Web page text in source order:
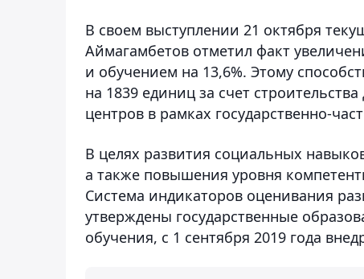
В своем выступлении 21 октября
Аймагамбетов отметил факт
и обучением на 13,6%. Этому
на 1839 единиц за счет
центров в рамках государственно-
В целях развития социальных
а также повышения уровня
Система индикаторов оценивания
утверждены государственные
обучения, с 1 сентября 2019 года